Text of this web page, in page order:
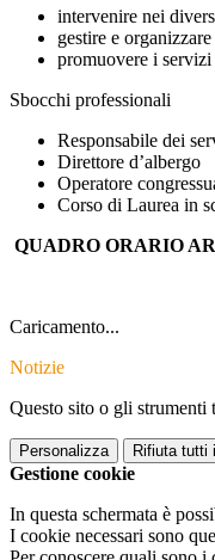
intervenire nei
gestire e or
promuovere i servizi
Sbocchi professionali
Responsabile dei
Direttore d’albergo
Operatore
Corso di Laurea in
QUADRO ORARIO
Caricamento...
Notizie
Questo sito o gli strumenti
Personalizza Rifiuta tutti
Gestione cookie
In questa schermata è
I cookie necessari sono